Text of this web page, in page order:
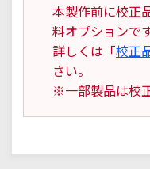
本製作前に校正
料オプションです
詳しくは「校正
さい。
※一部製品は校